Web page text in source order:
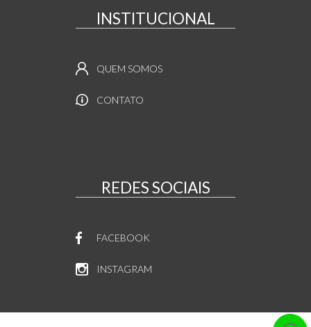
INSTITUCIONAL
QUEM SOMOS
CONTATO
REDES SOCIAIS
FACEBOOK
INSTAGRAM